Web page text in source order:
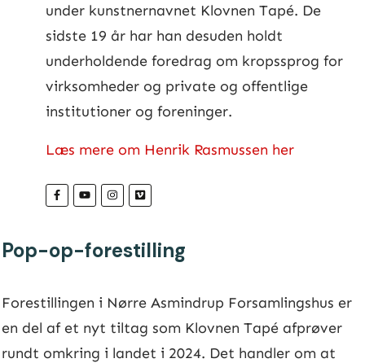
under kunstnernavnet Klovnen Tapé. De
sidste 19 år har han desuden holdt
underholdende foredrag om kropssprog for
virksomheder og private og offentlige
institutioner og foreninger.
Læs mere om Henrik Rasmussen her
Pop-op-forestilling
Forestillingen i Nørre Asmindrup Forsamlingshus er
en del af et nyt tiltag som Klovnen Tapé afprøver
rundt omkring i landet i 2024. Det handler om at